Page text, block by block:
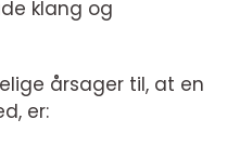
klang og
årsager til, at en
er: